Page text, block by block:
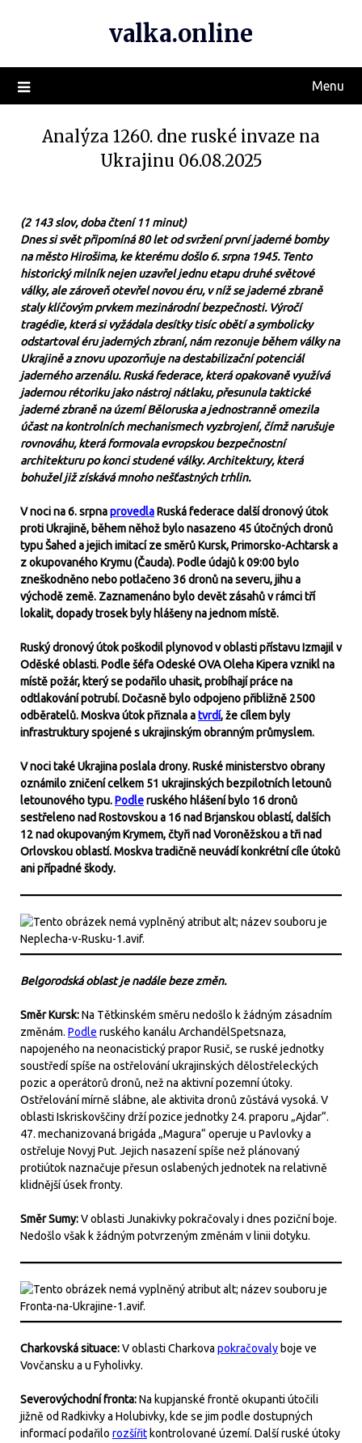
valka.online
Menu
Analýza 1260. dne ruské invaze na
Ukrajinu 06.08.2025
(2 143 slov, doba čtení 11 minut)
Dnes si svět připomíná 80 let od svržení první jaderné bomby
na město Hirošima, ke kterému došlo 6. srpna 1945. Tento
historický milník nejen uzavřel jednu etapu druhé světové
války, ale zároveň otevřel novou éru, v níž se jaderné zbraně
staly klíčovým prvkem mezinárodní bezpečnosti. Výročí
tragédie, která si vyžádala desítky tisíc obětí a symbolicky
odstartoval éru jaderných zbraní, nám rezonuje během války na
Ukrajině a znovu upozorňuje na destabilizační potenciál
jaderného arzenálu. Ruská federace, která opakovaně využívá
jadernou rétoriku jako nástroj nátlaku, přesunula taktické
jaderné zbraně na území Běloruska a jednostranně omezila
účast na kontrolních mechanismech vyzbrojení, čímž narušuje
rovnováhu, která formovala evropskou bezpečnostní
architekturu po konci studené války. Architektury, která
bohužel již získává mnoho nešťastných trhlin.
V noci na 6. srpnaprovedlaRuská federace další dronový útok
proti Ukrajině, během něhož bylo nasazeno 45 útočných dronů
typu Šahed a jejich imitací ze směrů Kursk, Primorsko-Achtarsk a
z okupovaného Krymu (Čauda). Podle údajů k 09:00 bylo
zneškodněno nebo potlačeno 36 dronů na severu, jihu a
východě země. Zaznamenáno bylo devět zásahů v rámci tří
lokalit, dopady trosek byly hlášeny na jednom místě.
Ruský dronový útok poškodil plynovod v oblasti přístavu Izmajil v
Oděské oblasti. Podle šéfa Odeské OVA Oleha Kipera vznikl na
místě požár, který se podařilo uhasit, probíhají práce na
odtlakování potrubí. Dočasně bylo odpojeno přibližně 2500
odběratelů. Moskva útok přiznala atvrdí, že cílem byly
infrastruktury spojené s ukrajinským obranným průmyslem.
V noci také Ukrajina poslala drony. Ruské ministerstvo obrany
oznámilo zničení celkem 51 ukrajinských bezpilotních letounů
letounového typu.Podleruského hlášení bylo 16 dronů
sestřeleno nad Rostovskou a 16 nad Brjanskou oblastí, dalších
12 nad okupovaným Krymem, čtyři nad Voroněžskou a tři nad
Orlovskou oblastí. Moskva tradičně neuvádí konkrétní cíle útoků
ani případné škody.
Belgorodská oblast je nadále beze změn.
Směr Kursk:Na Tětkinském směru nedošlo k žádným zásadním
změnám. Podle ruského kanálu ArchandělSpetsnaza,
napojeného na neonacistický prapor Rusič, se ruské jednotky
soustředí spíše na ostřelování ukrajinských dělostřeleckých
pozic a operátorů dronů, než na aktivní pozemní útoky.
Ostřelování mírně slábne, ale aktivita dronů zůstává vysoká. V
oblasti Iskriskovščiny drží pozice jednotky 24. praporu „Ajdar“.
47. mechanizovaná brigáda „Magura“ operuje u Pavlovky a
ostřeluje Novyj Put. Jejich nasazení spíše než plánovaný
protiútok naznačuje přesun oslabených jednotek na relativně
klidnější úsek fronty.
Směr Sumy:V oblasti Junakivky pokračovaly i dnes poziční boje.
Nedošlo však k žádným potvrzeným změnám v linii dotyku.
Charkovská situace:V oblasti Charkova pokračovaly boje ve
Vovčansku a u Fyholivky.
Severovýchodní fronta:Na kupjanské frontě okupanti útočili
jižně od Radkivky a Holubivky, kde se jim podle dostupných
informací podařilo rozšířit kontrolované území. Další ruské útoky